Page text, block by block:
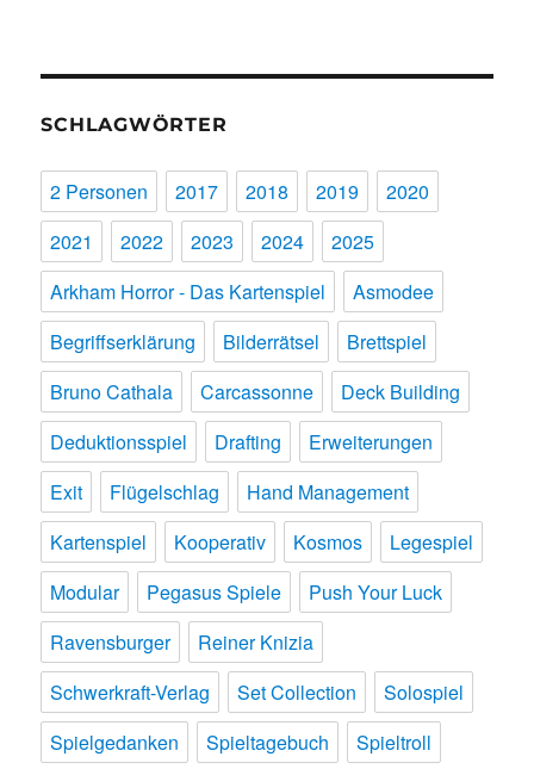
SCHLAGWÖRTER
2 Personen 2017 2018 2019
2020
2021
2022 2023 2024
2025
Arkham Horror - Das Kartenspiel
Asmodee
Begriffserklärung
Bilderrätsel
Brettspiel
Bruno Cathala
Carcassonne
Deck Building
Deduktionsspiel
Drafting
Erweiterungen
Exit
Flügelschlag
Hand Management
Kartenspiel
Kooperativ Kosmos
Legespiel
Modular
Pegasus Spiele
Push Your Luck
Ravensburger
Reiner Knizia
Schwerkraft-Verlag
Set Collection
Solospiel
Spielgedanken
Spieltagebuch
Spieltroll